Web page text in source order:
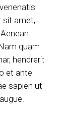
sit amet,
quam
hendrerit
et ante
sapien ut